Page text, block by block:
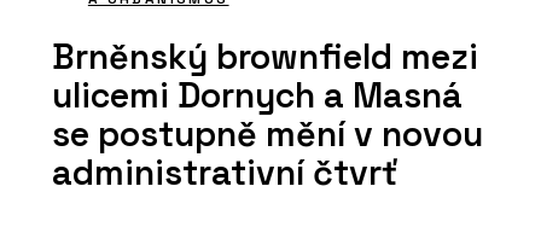
Brněnský brownfield mezi
ulicemi Dornych a Masná
se postupně mění v novou
administrativní čtvrť